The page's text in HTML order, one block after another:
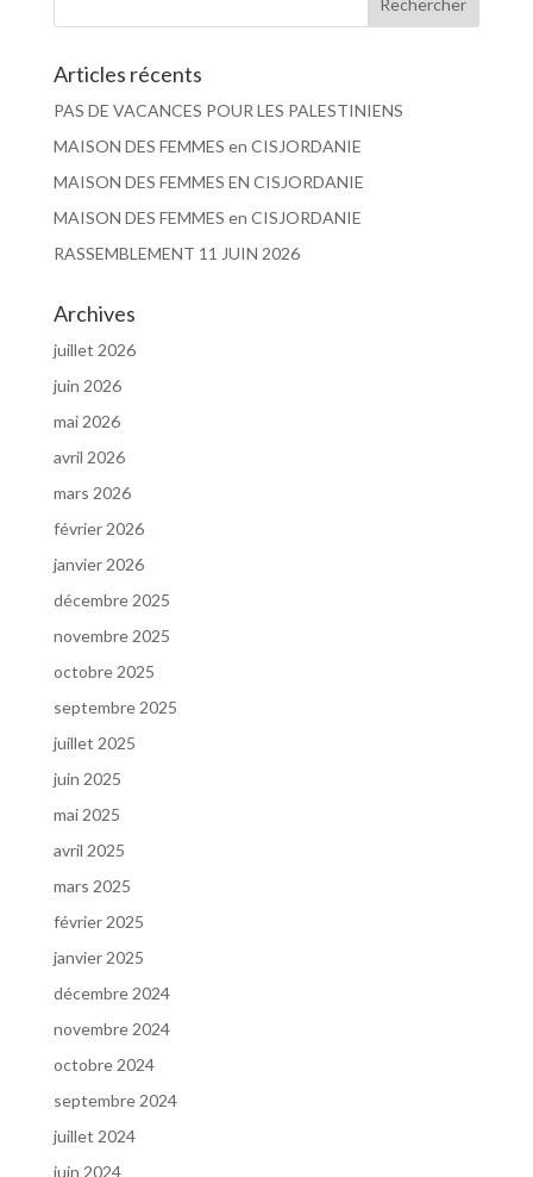
Articles récents
PAS DE VACANCES POUR LES PALESTINIENS
MAISON DES FEMMES en CISJORDANIE
MAISON DES FEMMES EN CISJORDANIE
MAISON DES FEMMES en CISJORDANIE
RASSEMBLEMENT 11 JUIN 2026
Archives
juillet 2026
juin 2026
mai 2026
avril 2026
mars 2026
février 2026
janvier 2026
décembre 2025
novembre 2025
octobre 2025
septembre 2025
juillet 2025
juin 2025
mai 2025
avril 2025
mars 2025
février 2025
janvier 2025
décembre 2024
novembre 2024
octobre 2024
septembre 2024
juillet 2024
juin 2024